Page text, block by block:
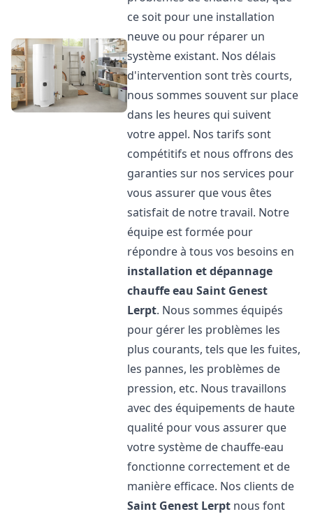
ce soit pour une installation
neuve ou pour réparer un
système existant. Nos délais
d'intervention sont très courts,
nous sommes souvent sur place
dans les heures qui suivent
votre appel. Nos tarifs sont
compétitifs et nous offrons des
garanties sur nos services pour
vous assurer que vous êtes
satisfait de notre travail. Notre
équipe est formée pour
répondre à tous vos besoins en
installation et dépannage
chauffe eau Saint Genest
Lerpt. Nous sommes équipés
pour gérer les problèmes les
plus courants, tels que les fuites,
les pannes, les problèmes de
pression, etc. Nous travaillons
avec des équipements de haute
qualité pour vous assurer que
votre système de chauffe-eau
fonctionne correctement et de
manière efficace. Nos clients de
Saint Genest Lerpt nous font